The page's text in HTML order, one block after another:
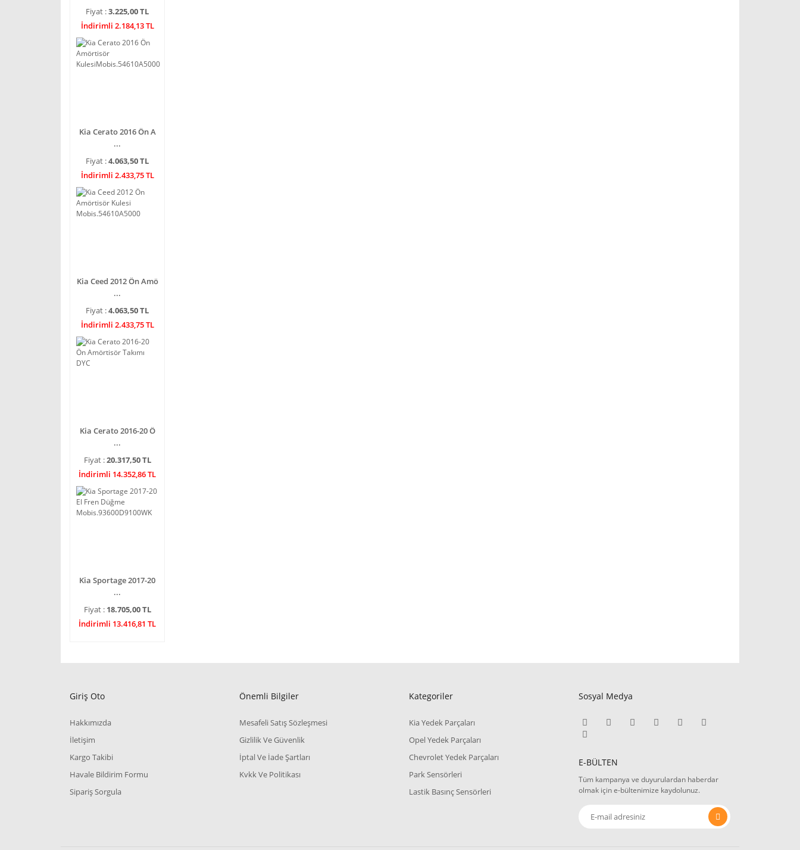
Fiyat :3.225,00 TL
İndirimli 2.184,13 TL
Kia Cerato 2016 Ön A
...
Fiyat :4.063,50 TL
İndirimli 2.433,75 TL
Kia Ceed 2012 Ön Amö
...
Fiyat :4.063,50 TL
İndirimli 2.433,75 TL
Kia Cerato 2016-20 Ö
...
Fiyat :20.317,50 TL
İndirimli 14.352,86 TL
Kia Sportage 2017-20
...
Fiyat : 18.705,00 TL
İndirimli 13.416,81 TL
Giriş Oto
Hakkımızda
İletişim
Kargo Takibi
Havale Bildirim Formu
Sipariş Sorgula
Önemli Bilgiler
Mesafeli Satış Sözleşmesi
Gizlilik Ve Güvenlik
İptal Ve İade Şartları
Kvkk Ve Politikası
Kategoriler
Kia Yedek Parçaları
Opel Yedek Parçaları
Chevrolet Yedek Parçaları
Park Sensörleri
Lastik Basınç Sensörleri
Sosyal Medya
E-BÜLTEN
Tüm kampanya ve duyurulardan haberdar
olmak için e-bültenimize kaydolunuz.